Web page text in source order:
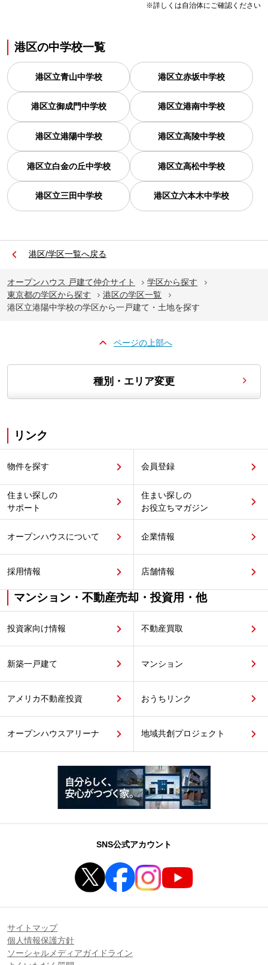
※詳しくは自治体にご確認ください
港区の中学校一覧
港区立青山中学校 港区立赤坂中学校
港区立御成門中学校 港区立港南中学校
港区立港陽中学校 港区立高陵中学校
港区立白金の丘中学校 港区立高松中学校
港区立三田中学校 港区立六本木中学校
港区/学区一覧へ戻る
オープンハウス 戸建て仲介サイト
学区から探す
東京都の学区から探す
港区の学区一覧
港区立港陽中学校の学区から一戸建て・土地を探す
ページの上部へ
種別・エリア変更
リンク
物件を探す 会員登録
住まい探しの
サポート
住まい探しの
お役立ちマガジン
オープンハウスについて 企業情報
採用情報 店舗情報
マンション・不動産売却・投資用・他
投資家向け情報 不動産買取
新築一戸建て マンション
アメリカ不動産投資 おうちリンク
オープンハウスアリーナ 地域共創プロジェクト
SNS公式アカウント
サイトマップ
個人情報保護方針
ソーシャルメディアガイドライン